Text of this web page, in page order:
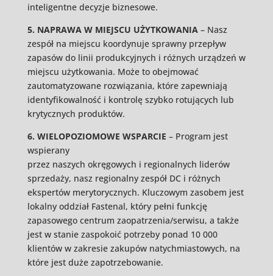
inteligentne decyzje biznesowe.
5. NAPRAWA W MIEJSCU UŻYTKOWANIA – Nasz
zespół na miejscu koordynuje sprawny przepływ
zapasów do linii produkcyjnych i różnych urządzeń w
miejscu użytkowania. Może to obejmować
zautomatyzowane rozwiązania, które zapewniają
identyfikowalność i kontrolę szybko rotujących lub
krytycznych produktów.
6. WIELOPOZIOMOWE WSPARCIE – Program jest
wspierany
przez naszych okręgowych i regionalnych liderów
sprzedaży, nasz regionalny zespół DC i różnych
ekspertów merytorycznych. Kluczowym zasobem jest
lokalny oddział Fastenal, który pełni funkcję
zapasowego centrum zaopatrzenia/serwisu, a także
jest w stanie zaspokoić potrzeby ponad 10 000
klientów w zakresie zakupów natychmiastowych, na
które jest duże zapotrzebowanie.